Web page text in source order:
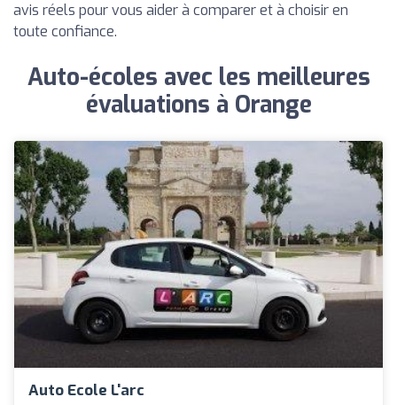
avis réels pour vous aider à comparer et à choisir en
toute confiance.
Auto-écoles avec les meilleures
évaluations à Orange
Auto Ecole L'arc